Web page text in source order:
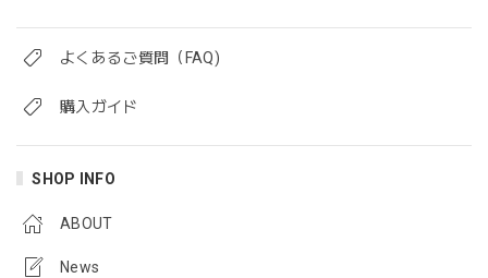
よくあるご質問（FAQ)
購入ガイド
SHOP INFO
ABOUT
News